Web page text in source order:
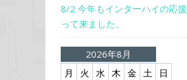
8/2 今年もインターハイの応
って来ました。
2026年8月
月
火 水 木 金 土
日